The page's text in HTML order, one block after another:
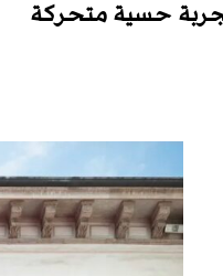
حسية متحركة